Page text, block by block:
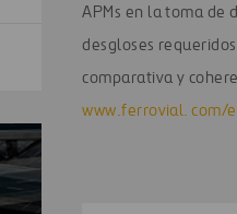
APMs en la toma de
desgloses
comparativa y
www.ferrovial.